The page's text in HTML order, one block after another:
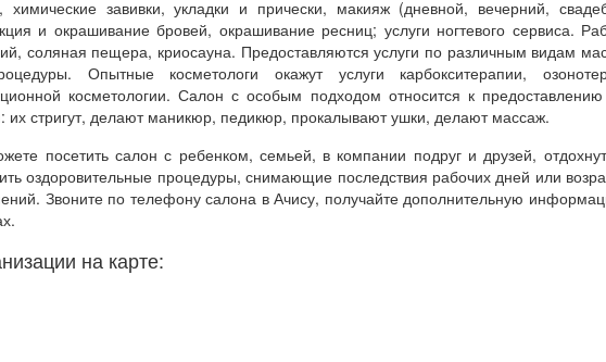
химические завивки, укладки и прически, макияж (дневной, вечерний,
и окрашивание бровей, окрашивание ресниц; услуги ногтевого сервиса.
соляная пещера, криосауна. Предоставляются услуги по различным видам
Опытные косметологи окажут услуги карбокситерапии,
косметологии. Салон с особым подходом относится к предоставлению
их стригут, делают маникюр, педикюр, прокалывают ушки, делают массаж.
посетить салон с ребенком, семьей, в компании подруг и друзей,
оздоровительные процедуры, снимающие последствия рабочих дней или
Звоните по телефону салона в Ачису, получайте дополнительную
на карте: